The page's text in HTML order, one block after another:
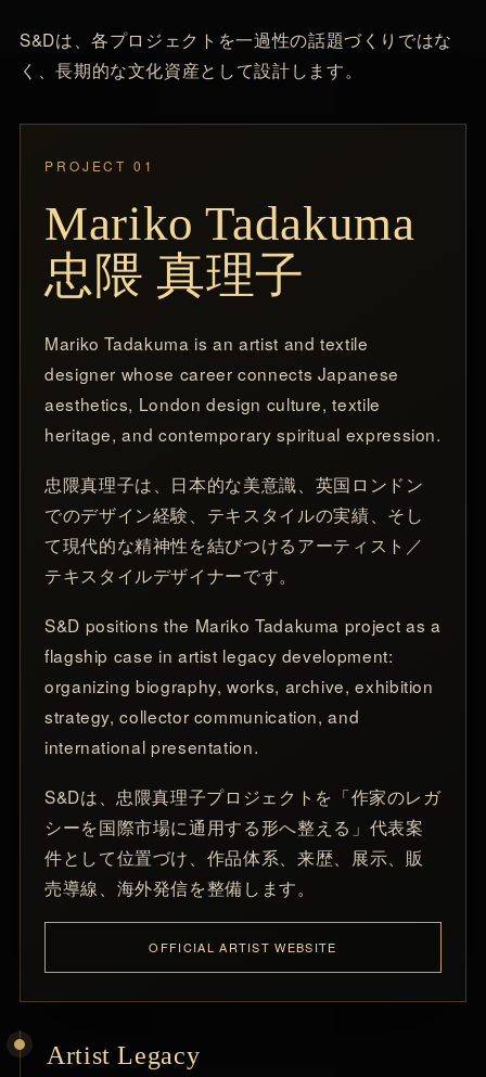
S&Dは、各プロジェクトを一過性の話題づくりではな
く、長期的な文化資産として設計します。
PROJECT 01
Mariko Tadakuma
忠隈 真理子
Mariko Tadakuma is an artist and textile
designer whose career connects Japanese
aesthetics, London design culture, textile
heritage, and contemporary spiritual expression.
忠隈真理子は、日本的な美意識、英国ロンドン
でのデザイン経験、テキスタイルの実績、そし
て現代的な精神性を結びつけるアーティスト／
テキスタイルデザイナーです。
S&D positions the Mariko Tadakuma project as a
flagship case in artist legacy development:
organizing biography, works, archive, exhibition
strategy, collector communication, and
international presentation.
S&Dは、忠隈真理子プロジェクトを「作家のレガ
シーを国際市場に通用する形へ整える」代表案
件として位置づけ、作品体系、来歴、展示、販
売導線、海外発信を整備します。
OFFICIAL ARTIST WEBSITE
Artist Legacy